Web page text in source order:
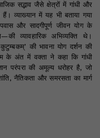
सद्भाव जैसे क्षेत्रों में गांधी और
व्याख्यान में यह भी बताया गया
और सादगीपूर्ण जीवन योग के
व्यावहारिक अभिव्यक्ति थे।
की भावना योग दर्शन की
के अंत में वक्ता ने कहा कि गांधी
परंपरा की अमूल्य धरोहर है, जो
नैतिकता और समरसता का मार्ग